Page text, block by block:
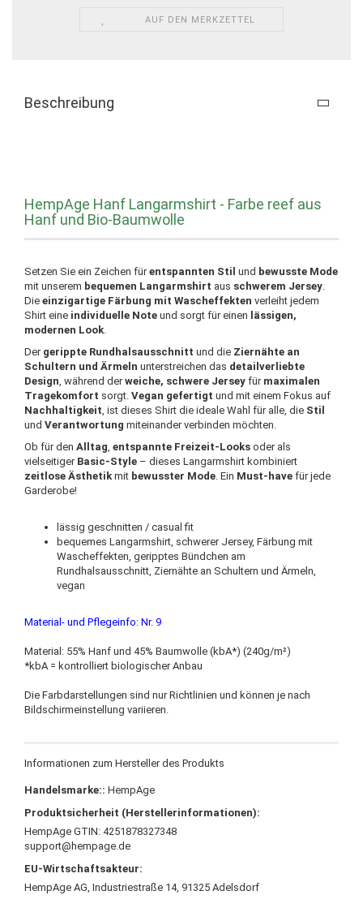
AUF DEN MERKZETTEL
Beschreibung
HempAge Hanf Langarmshirt - Farbe reef aus
Hanf und Bio-Baumwolle
Setzen Sie ein Zeichen fürentspannten Stil und bewusste Mode
mit unserem bequemen Langarmshirt aus schwerem Jersey
Die einzigartige Färbung mit Wascheffekten verleiht jedem
Shirt eine individuelle Note und sorgt für einen lässigen,
modernen Look
Der gerippte Rundhalsausschnitt und die Ziernähte an
Schultern und Ärmeln unterstreichen das detailverliebte
Design , während derweiche, schwere Jersey für maximalen
Tragekomfort sorgt. Vegan gefertigt und mit einem Fokus auf
Nachhaltigkeit , ist dieses Shirt die ideale Wahl für alle, die Stil
und Verantwortung miteinander verbinden möchten.
Ob für den Alltag entspannte Freizeit-Looks oder als
vielseitiger Basic-Style – dieses Langarmshirt kombiniert
zeitlose Ästhetik mit bewusster Mode . Ein Must-have für jede
Garderobe!
lässig geschnitten / casual fit
bequemes Langarmshirt, schwerer Jersey, Färbung mit
Wascheffekten, geripptes Bündchen am
Rundhalsausschnitt, Ziernähte an Schultern und Ärmeln,
vegan
Material- und Pflegeinfo: Nr. 9
Material: 55% Hanf und 45% Baumwolle (kbA*) (240g/m²)
*kbA = kontrolliert biologischer Anbau
Die Farbdarstellungen sind nur Richtlinien und können je nach
Bildschirmeinstellung variieren.
Informationen zum Hersteller des Produkts
Handelsmarke:: HempAge
Produktsicherheit (Herstellerinformationen):
HempAge GTIN: 4251878327348
support@hempage.de
EU-Wirtschaftsakteur:
HempAge AG, Industriestraße 14, 91325 Adelsdorf